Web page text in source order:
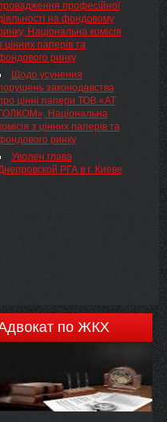
пишет Digit.ru со
на онлайн-журнал
професійної
на фондовому
Національна комісія
цінних паперів та
ринку
Щодо усунення
законодавства
цінні папери ТОВ «АТ
ГОЛКОМ», Національна
з цінних паперів та
ринку
Уволен глава
РГА в г. Киеве
по ЖКХ